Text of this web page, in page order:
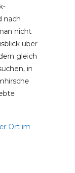
nach
nicht
über
gleich
in